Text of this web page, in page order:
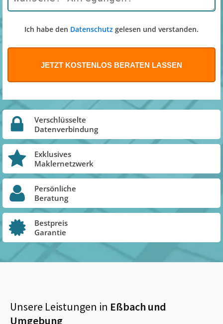
Ich habe den Datenschutz gelesen und verstanden.
Verschlüsselte
Datenverbindung
Exklusives
Maklernetzwerk
Persönliche
Beratung
Bestpreis
Garantie
Unsere Leistungen in Eßbach und
Umgebung